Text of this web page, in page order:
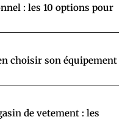
: les 10 options pour
choisir son équipement
de vetement : les